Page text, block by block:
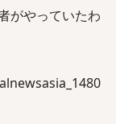
がやっていたわ